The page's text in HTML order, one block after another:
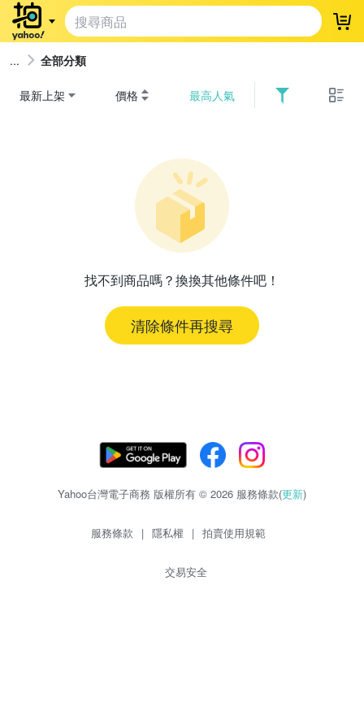
登
全部分類
最新上架 價格 最高人氣
找不到商品嗎？換換其他條件吧！
清除條件再搜尋
Yahoo台灣電子商務 版權所有 © 2026 服務條款(更新)
服務條款 | 隱私權 | 拍賣使用規範
交易安全